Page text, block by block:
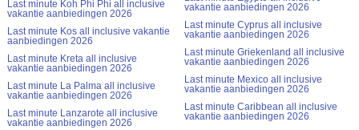
Last minute Koh Phi Phi all inclusive
vakantie aanbiedingen 2026
Last minute Kos all inclusive vakantie
aanbiedingen 2026
Last minute Kreta all inclusive
vakantie aanbiedingen 2026
Last minute La Palma all inclusive
vakantie aanbiedingen 2026
Last minute Lanzarote all inclusive
vakantie aanbiedingen 2026
vakantie aanbiedingen 2026
Last minute Cyprus all inclusive
vakantie aanbiedingen 2026
Last minute Griekenland all inclusive
vakantie aanbiedingen 2026
Last minute Mexico all inclusive
vakantie aanbiedingen 2026
Last minute Caribbean all inclusive
vakantie aanbiedingen 2026